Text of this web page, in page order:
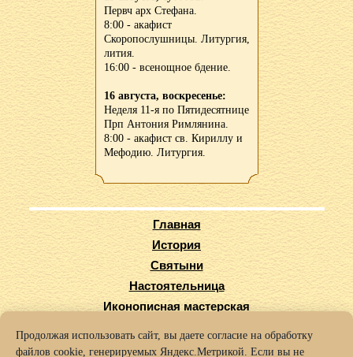
Первч арх Стефана.
8:00 - акафист
Скоропослушницы. Литургия,
лития.
16:00 - всенощное бдение.
16 августа, воскресенье:
Неделя 11-я по Пятидесятнице
Прп Антония Римлянина.
8:00 - акафист св. Кириллу и
Мефодию. Литургия.
Главная
История
Святыни
Настоятельница
Иконописная мастерская
Карта сайта
Продолжая использовать сайт, вы даете согласие на обработку
файлов cookie, генерируемых Яндекс.Метрикой. Если вы не